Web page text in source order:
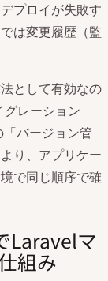
プロイが失敗す
は変更履歴（監
として有効なの
グレーション
バージョン管
り、アプリケー
で同じ順序で確
Laravelマ
組み